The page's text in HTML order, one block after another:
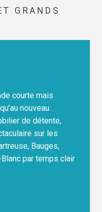
GRANDS
courte mais
nouveau
de détente,
sur les
Bauges,
par temps clair